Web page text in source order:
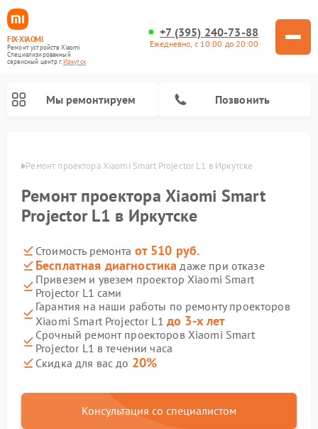
FIX-XIAOMI
Ремонт устройств Xiaomi
Специализированный
cервисный центр г.Иркутск
+7 (395) 240-73-88
Ежедневно, с 10:00 до 20:00
Мы ремонтируем Позвонить
Ремонт проектора Xiaomi Smart Projector L1 в Иркутске
Ремонт проектора Xiaomi Smart
Projector L1 в Иркутске
Стоимость ремонта от 510 руб.
Бесплатная диагностика даже при отказе
Привезем и увезем проектор Xiaomi Smart
Projector L1 сами
Гарантия на наши работы по ремонту проекторов
Xiaomi Smart Projector L1 до 3-х лет
Срочный ремонт проекторов Xiaomi Smart
Projector L1 в течении часа
Скидка для вас до 20%
Консультация со специалистом